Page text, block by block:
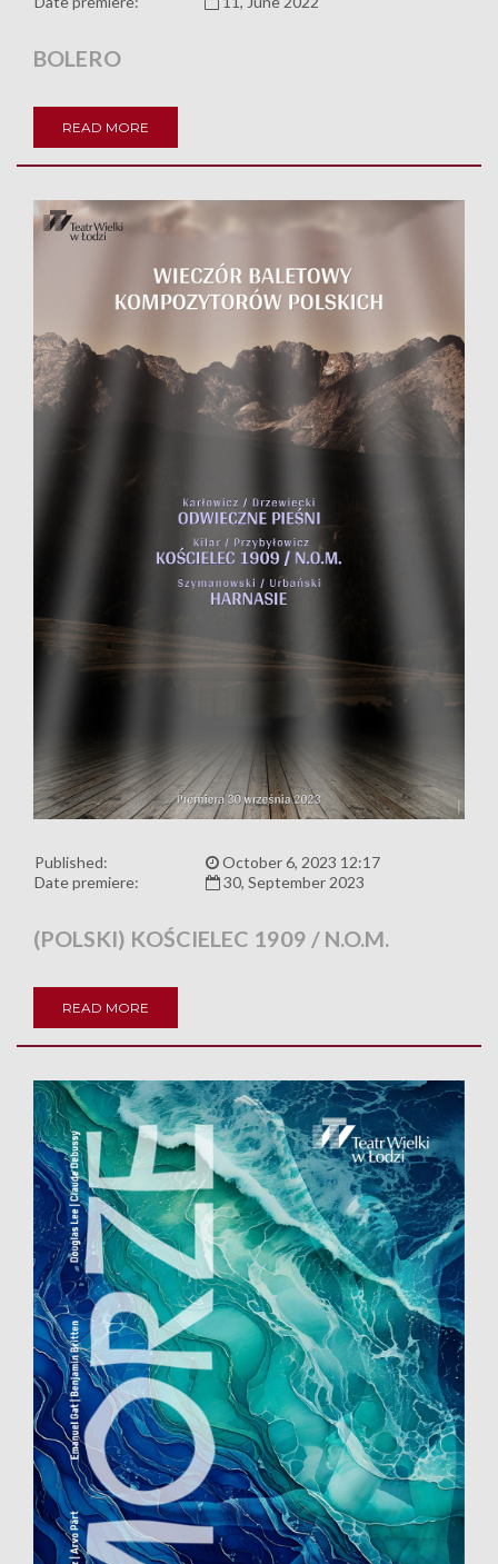
BOLERO
READ MORE
Published:
October 6, 2023 12:17
Date premiere:
30, September 2023
(POLSKI) KOŚCIELEC 1909 / N.O.M.
READ MORE